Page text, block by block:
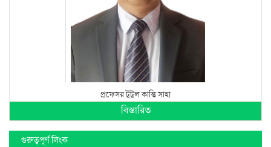
প্রফেসর টুটুল কান্তি সাহা
বিস্তারিত
গুরুত্বপূর্ণ লিংক